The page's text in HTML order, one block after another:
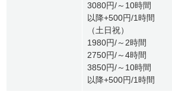
3080円/～10時間
以降+500円/1時間
（土日祝）
1980円/～2時間
2750円/～4時間
3850円/～10時間
以降+500円/1時間